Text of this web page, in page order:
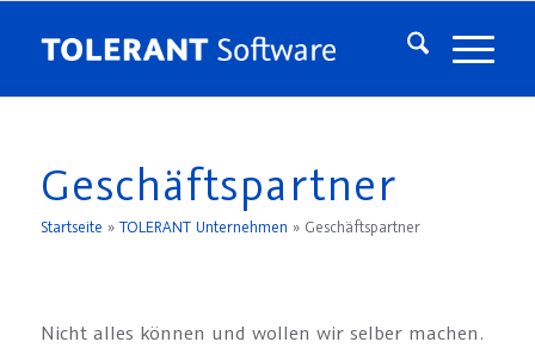
Geschäftspartner
Startseite » TOLERANT Unternehmen » Geschäftspartner
Nicht alles können und wollen wir selber machen.